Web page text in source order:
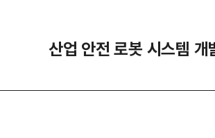
산업 안전 로봇 시스템 개